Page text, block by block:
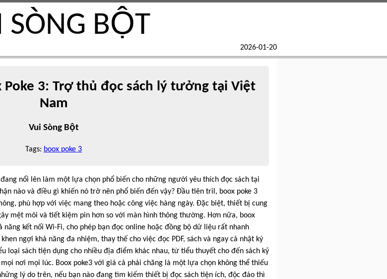
SÒNG BỘT
2026-01-20
3: Trợ thủ đọc sách lý tưởng tại Việt
Nam
Vui Sòng Bột
Tags: boox poke 3
nổi lên làm một lựa chọn phổ biến cho những người yêu thích đọc sách tại
nào và điều gì khiến nó trở nên phổ biến đến vậy? Đầu tiên tril, boox poke 3
phù hợp với việc mang theo hoặc công việc hàng ngày. Đặc biệt, thiết bị cung
mệt mỏi và tiết kiệm pin hơn so với màn hình thông thường. Hơn nữa, boox
kết nối Wi-Fi, cho phép bạn đọc online hoặc đồng bộ dữ liệu rất nhanh
ngợi khả năng đa nhiệm, thay thế cho việc đọc PDF, sách và ngay cả nhật ký
loại sách tiện dụng cho nhiều địa điểm khác nhau, từ tiểu thuyết cho đến sách kỹ
nơi mọi lúc. Boox poke3 với giá cả phải chăng là một lựa chọn không thể thiếu
lý do trên, nếu bạn nào đang tìm kiếm thiết bị đọc sách tiện ích, độc đáo thì